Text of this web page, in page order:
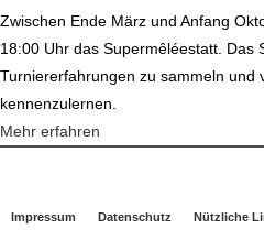
Zwischen Ende März und Anfang
18:00 Uhr das Supermêléestatt. Das
Turniererfahrungen zu sammeln und
kennenzulernen.
Mehr erfahren
Impressum Datenschutz Nützliche